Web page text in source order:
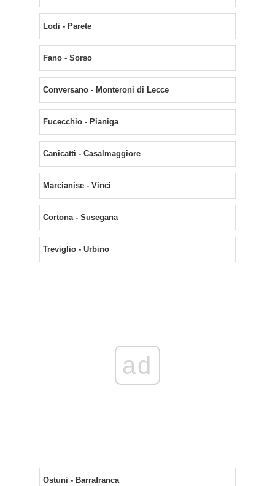
Lodi - Parete
Fano - Sorso
Conversano - Monteroni di Lecce
Fucecchio - Pianiga
Canicattì - Casalmaggiore
Marcianise - Vinci
Cortona - Susegana
Treviglio - Urbino
ad
Ostuni - Barrafranca